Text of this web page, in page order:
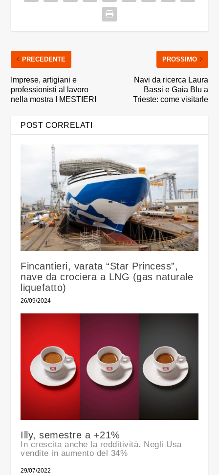
PRECEDENTE
Imprese, artigiani e
professionisti al lavoro
nella mostra I MESTIERI
PROSSIMO
Navi da ricerca Laura
Bassi e Gaia Blu a
Trieste: come visitarle
POST CORRELATI
Fincantieri, varata “Star Princess”,
nave da crociera a LNG (gas naturale
liquefatto)
26/09/2024
Illy, semestre a +21%
In crescita anche la redditività. Negli Usa
vendite in aumento del 34%
29/07/2022